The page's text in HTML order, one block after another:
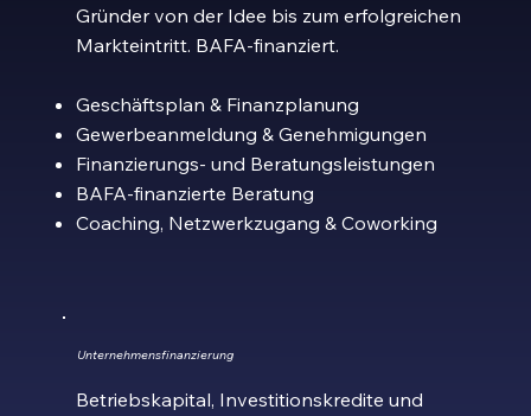
Gründer von der Idee bis zum erfolgreichen
Markteintritt. BAFA-finanziert.
Geschäftsplan & Finanzplanung
Gewerbeanmeldung & Genehmigungen
Finanzierungs- und Beratungsleistungen
BAFA-finanzierte Beratung
Coaching, Netzwerkzugang & Coworking
Unternehmensfinanzierung
Betriebskapital, Investitionskredite und